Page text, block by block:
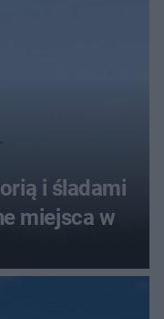
i śladami
miejsca w